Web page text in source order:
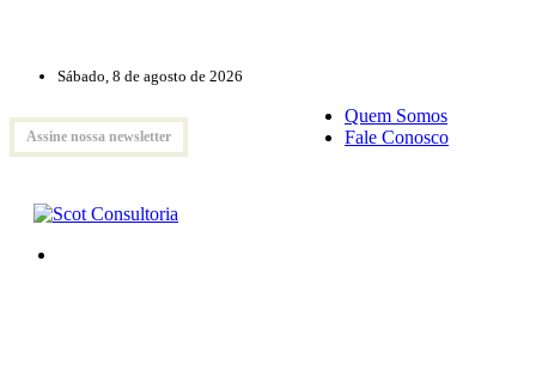
Sábado, 8 de agosto de 2026
Assine nossa newsletter
Quem Somos
Fale Conosco